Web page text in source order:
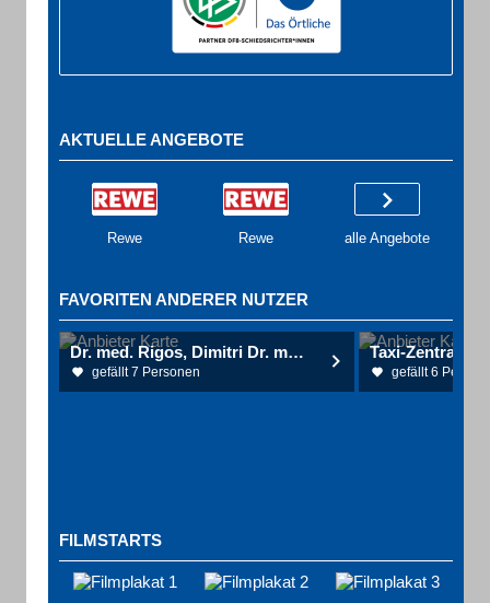
AKTUELLE ANGEBOTE
Rewe Rewe alle Angebote
FAVORITEN ANDERER NUTZER
Dr. med. Rigos, Dimitri Dr. med. Kleeberg, Joachim Facharztpraxis für Urologie
gefällt 7 Personen
Taxi-Zentrale
gefällt 6
FILMSTARTS